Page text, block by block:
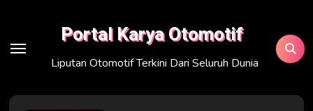
content
Portal Karya Otomotif
Liputan Otomotif Terkini Dari Seluruh Dunia